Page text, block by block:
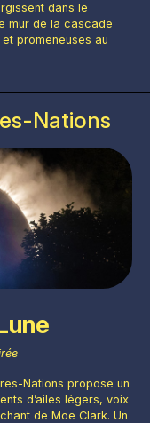
dans le
mur de la cascade
promeneuses au
Nations
Nations propose un
d’ailes légers, voix
de Moe Clark. Un